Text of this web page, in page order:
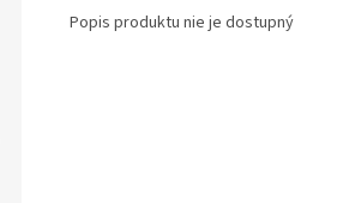
Popis produktu nie je dostupný